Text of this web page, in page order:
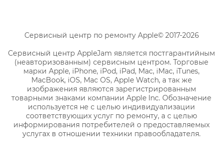
Сервисный центр по ремонту Apple© 2017-2026
Сервисный центр AppleJam является постгарантийным
(неавторизованным) сервисным центром. Торговые
марки Apple, iPhone, iPod, iPad, Mac, iMac, iTunes,
MacBook, iOS, Mac OS, Apple Watch, а так же
изображения являются зарегистрированным
товарными знаками компании Apple Inc. Обозначение
используется не с целью индивидуализации
соответствующих услуг по ремонту, а с целью
информирования потребителей о предоставляемых
услугах в отношении техники правообладателя.